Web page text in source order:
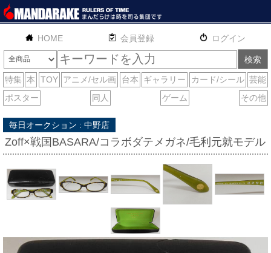
HOME English 通販 サイトマップ お問い合わせ
毎日オークション : 中野店
Zoff×戦国BASARA/コラボダテメガネ/毛利元就モデル